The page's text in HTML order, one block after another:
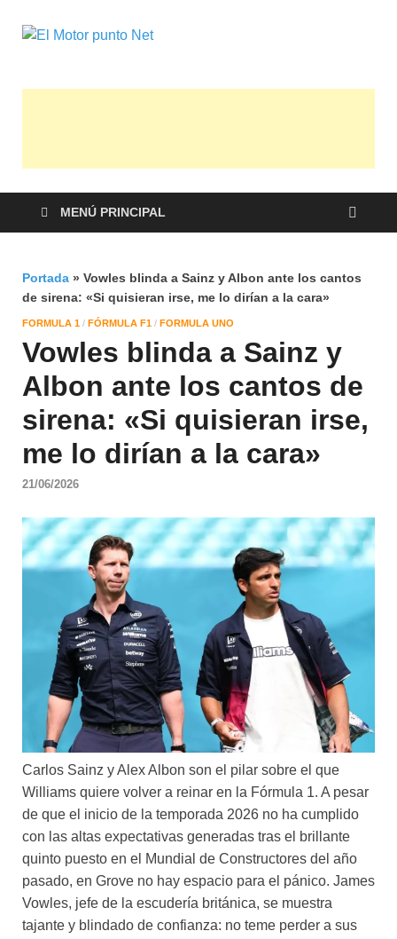
punto Net
MENÚ PRINCIPAL
Portada » Vowles blinda a Sainz y Albon ante los cantos
de sirena: «Si quisieran irse, me lo dirían a la cara»
FORMULA 1 / FÓRMULA F1 / FORMULA UNO
Vowles blinda a Sainz y
Albon ante los cantos de
sirena: «Si quisieran irse,
me lo dirían a la cara»
21/06/2026
Carlos Sainz y Alex Albon son el pilar sobre el que
Williams quiere volver a reinar en la Fórmula 1. A pesar
de que el inicio de la temporada 2026 no ha cumplido
con las altas expectativas generadas tras el brillante
quinto puesto en el Mundial de Constructores del año
pasado, en Grove no hay espacio para el pánico. James
Vowles, jefe de la escudería británica, se muestra
tajante y blindado de confianza: no teme perder a sus